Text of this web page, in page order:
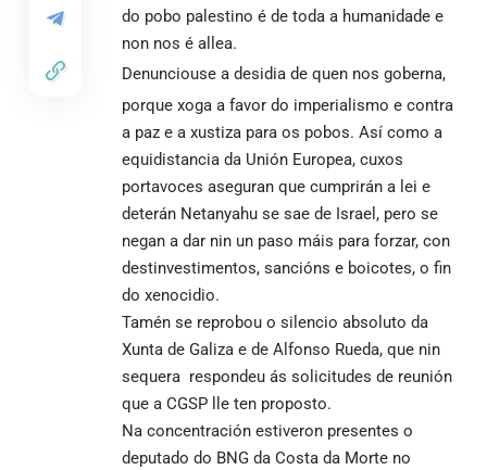
do pobo palestino é de toda a humanidade e
non nos é allea.
Denunciouse a desidia de quen nos goberna,
porque xoga a favor do imperialismo e contra
a paz e a xustiza para os pobos. Así como a
equidistancia da Unión Europea, cuxos
portavoces aseguran que cumprirán a lei e
deterán Netanyahu se sae de Israel, pero se
negan a dar nin un paso máis para forzar, con
destinvestimentos, sancións e boicotes, o fin
do xenocidio.
Tamén se reprobou o silencio absoluto da
Xunta de Galiza e de Alfonso Rueda, que nin
sequera respondeu ás solicitudes de reunión
que a CGSP lle ten proposto.
Na concentración estiveron presentes o
deputado do BNG da Costa da Morte no